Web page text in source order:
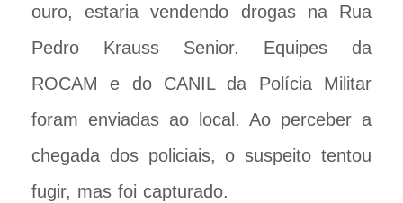
ouro, estaria vendendo drogas na Rua
Pedro Krauss Senior. Equipes da
ROCAM e do CANIL da Polícia Militar
foram enviadas ao local. Ao perceber a
chegada dos policiais, o suspeito tentou
fugir, mas foi capturado.